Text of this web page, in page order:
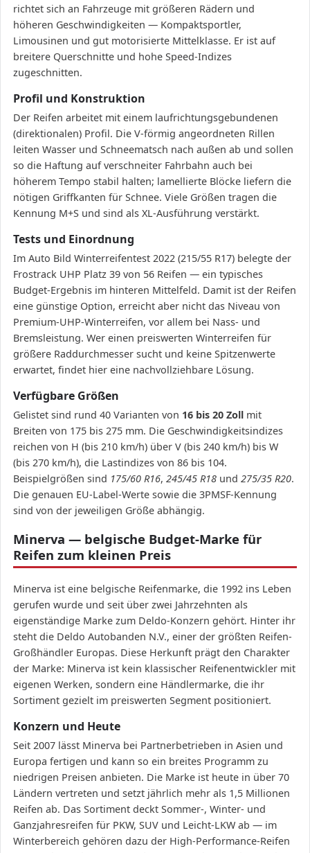
richtet sich an Fahrzeuge mit größeren Rädern und
höheren Geschwindigkeiten — Kompaktsportler,
Limousinen und gut motorisierte Mittelklasse. Er ist auf
breitere Querschnitte und hohe Speed-Indizes
zugeschnitten.
Profil und Konstruktion
Der Reifen arbeitet mit einem laufrichtungsgebundenen
(direktionalen) Profil. Die V-förmig angeordneten Rillen
leiten Wasser und Schneematsch nach außen ab und sollen
so die Haftung auf verschneiter Fahrbahn auch bei
höherem Tempo stabil halten; lamellierte Blöcke liefern die
nötigen Griffkanten für Schnee. Viele Größen tragen die
Kennung M+S und sind als XL-Ausführung verstärkt.
Tests und Einordnung
Im Auto Bild Winterreifentest 2022 (215/55 R17) belegte der
Frostrack UHP Platz 39 von 56 Reifen — ein typisches
Budget-Ergebnis im hinteren Mittelfeld. Damit ist der Reifen
eine günstige Option, erreicht aber nicht das Niveau von
Premium-UHP-Winterreifen, vor allem bei Nass- und
Bremsleistung. Wer einen preiswerten Winterreifen für
größere Raddurchmesser sucht und keine Spitzenwerte
erwartet, findet hier eine nachvollziehbare Lösung.
Verfügbare Größen
Gelistet sind rund 40 Varianten von 16 bis 20 Zoll mit
Breiten von 175 bis 275 mm. Die Geschwindigkeitsindizes
reichen von H (bis 210 km/h) über V (bis 240 km/h) bis W
(bis 270 km/h), die Lastindizes von 86 bis 104.
Beispielgrößen sind 175/60 R16, 245/45 R18 und 275/35 R20.
Die genauen EU-Label-Werte sowie die 3PMSF-Kennung
sind von der jeweiligen Größe abhängig.
Minerva — belgische Budget-Marke für
Reifen zum kleinen Preis
Minerva ist eine belgische Reifenmarke, die 1992 ins Leben
gerufen wurde und seit über zwei Jahrzehnten als
eigenständige Marke zum Deldo-Konzern gehört. Hinter ihr
steht die Deldo Autobanden N.V., einer der größten Reifen-
Großhändler Europas. Diese Herkunft prägt den Charakter
der Marke: Minerva ist kein klassischer Reifenentwickler mit
eigenen Werken, sondern eine Händlermarke, die ihr
Sortiment gezielt im preiswerten Segment positioniert.
Konzern und Heute
Seit 2007 lässt Minerva bei Partnerbetrieben in Asien und
Europa fertigen und kann so ein breites Programm zu
niedrigen Preisen anbieten. Die Marke ist heute in über 70
Ländern vertreten und setzt jährlich mehr als 1,5 Millionen
Reifen ab. Das Sortiment deckt Sommer-, Winter- und
Ganzjahresreifen für PKW, SUV und Leicht-LKW ab — im
Winterbereich gehören dazu der High-Performance-Reifen